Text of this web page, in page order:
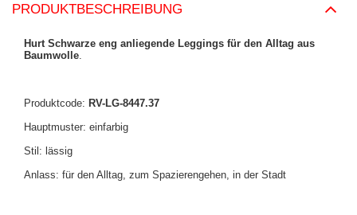
PRODUKTBESCHREIBUNG
Hurt Schwarze eng anliegende Leggings für den Alltag aus
Baumwolle
Produktcode: RV-LG-8447.37
Hauptmuster: einfarbig
Stil: lässig
Anlass: für den Alltag, zum Spazierengehen, in der Stadt